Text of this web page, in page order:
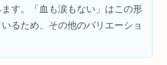
ます。「血も涙もない」はこの形
るため、その他のバリエーショ